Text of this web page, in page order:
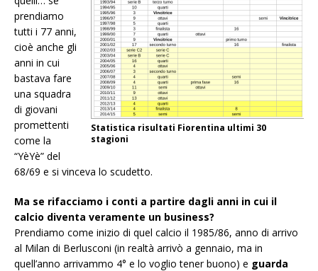
Statistica risultati Fiorentina ultimi 30
stagioni
prendiamo
tutti i 77 anni,
cioè anche gli
anni in cui
bastava fare
una squadra
di giovani
promettenti
come la
“YèYè” del
68/69 e si vinceva lo scudetto.
Ma se rifacciamo i conti a partire dagli anni in cui il
calcio diventa veramente un business?
Prendiamo come inizio di quel calcio il 1985/86, anno di arrivo
al Milan di Berlusconi (in realtà arrivò a gennaio, ma in
quell’anno arrivammo 4° e lo voglio tener buono) e guarda